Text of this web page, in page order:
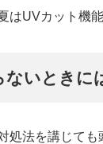
はUVカット機
ないときに
処法を講じて